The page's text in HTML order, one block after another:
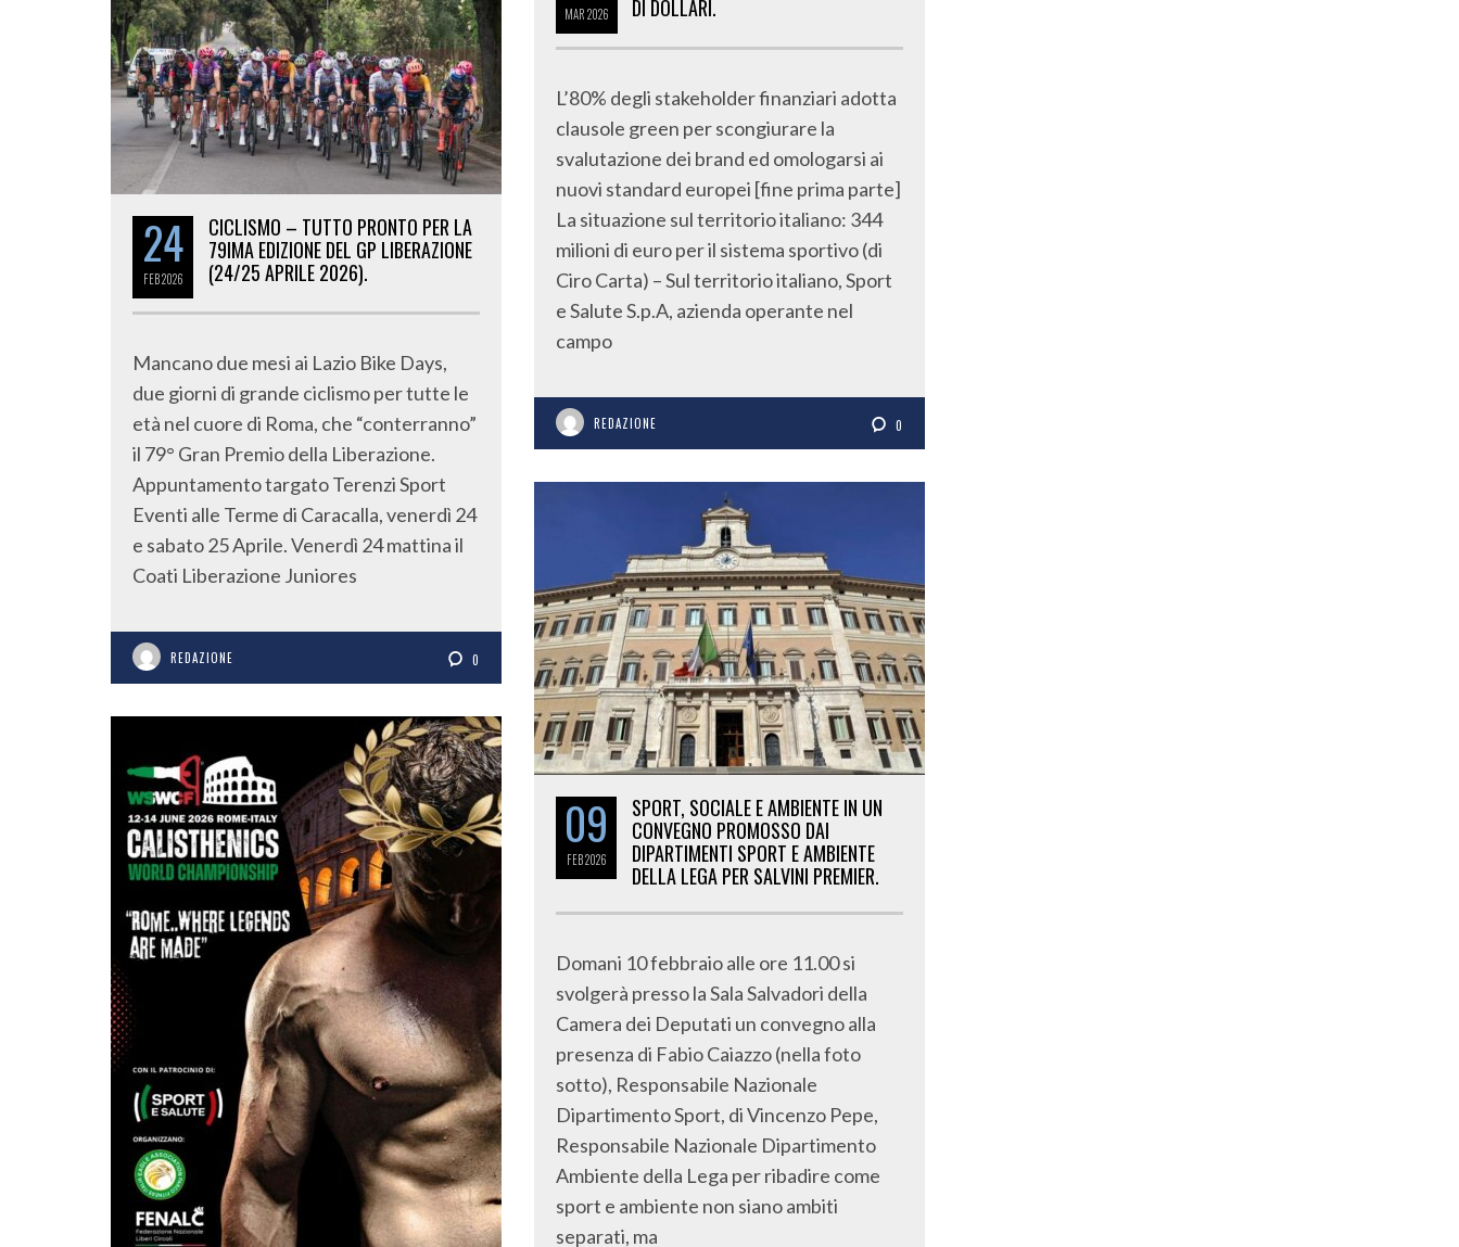
MAR2026
DI DOLLARI.
L’80% degli stakeholder finanziari adotta
clausole green per scongiurare la
svalutazione dei brand ed omologarsi ai
nuovi standard europei [fine prima parte]
La situazione sul territorio italiano: 344
milioni di euro per il sistema sportivo (di
Ciro Carta) – Sul territorio italiano, Sport
e Salute S.p.A, azienda operante nel
campo
REDAZIONE 0
24
FEB2026
CICLISMO – TUTTO PRONTO PER LA
79IMA EDIZIONE DEL GP LIBERAZIONE
(24/25 APRILE 2026).
Mancano due mesi ai Lazio Bike Days,
due giorni di grande ciclismo per tutte le
età nel cuore di Roma, che “conterranno”
il 79° Gran Premio della Liberazione.
Appuntamento targato Terenzi Sport
Eventi alle Terme di Caracalla, venerdì 24
e sabato 25 Aprile. Venerdì 24 mattina il
Coati Liberazione Juniores
REDAZIONE 0
09
FEB2026
SPORT, SOCIALE E AMBIENTE IN UN
CONVEGNO PROMOSSO DAI
DIPARTIMENTI SPORT E AMBIENTE
DELLA LEGA PER SALVINI PREMIER.
Domani 10 febbraio alle ore 11.00 si
svolgerà presso la Sala Salvadori della
Camera dei Deputati un convegno alla
presenza di Fabio Caiazzo (nella foto
sotto), Responsabile Nazionale
Dipartimento Sport, di Vincenzo Pepe,
Responsabile Nazionale Dipartimento
Ambiente della Lega per ribadire come
sport e ambiente non siano ambiti
separati, ma